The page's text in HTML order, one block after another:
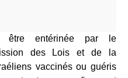
être entérinée par le
des Lois et de la
vaccinés ou guéris